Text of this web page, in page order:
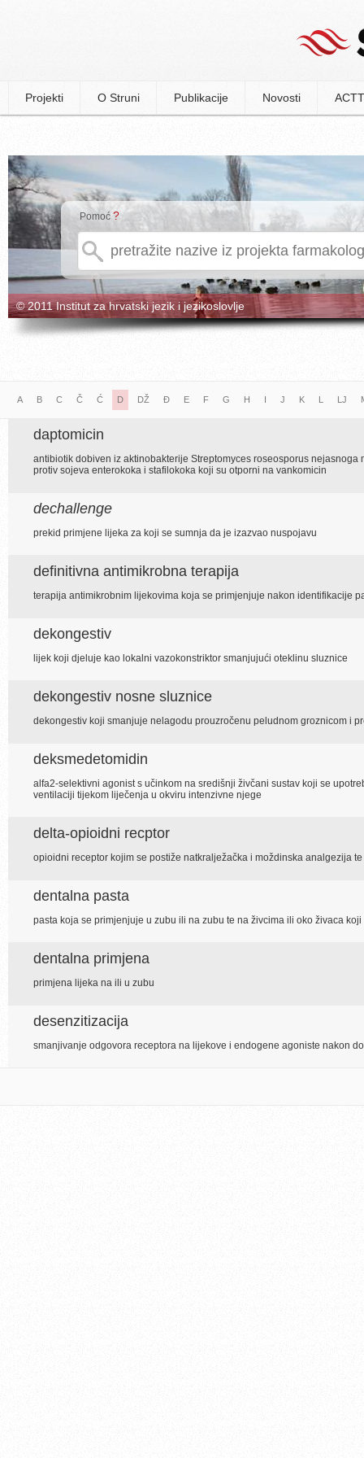
Projekti O Struni Publikacije Novosti
Pomoć ?
© 2011 Institut za hrvatski jezik i jezikoslovlje
A B C Č Ć D DŽ Đ E F G H I J K L LJ
daptomicin
antibiotik dobiven iz aktinobakterije Streptomyces roseosporus
protiv sojeva enterokoka i stafilokoka koji su otporni na vankomicin
dechallenge
prekid primjene lijeka za koji se sumnja da je izazvao nuspojavu
definitivna antimikrobna terapija
terapija antimikrobnim lijekovima koja se primjenjuje nakon identifikacije
dekongestiv
lijek koji djeluje kao lokalni vazokonstriktor smanjujući oteklinu sluznice
dekongestiv nosne sluznice
dekongestiv koji smanjuje nelagodu prouzročenu peludnom groznicom i
deksmedetomidin
alfa2-selektivni agonist s učinkom na središnji živčani sustav koji se
ventilaciji tijekom liječenja u okviru intenzivne njege
delta-opioidni recptor
opioidni receptor kojim se postiže natkralježačka i moždinska analgezija
dentalna pasta
pasta koja se primjenjuje u zubu ili na zubu te na živcima ili oko živaca
dentalna primjena
primjena lijeka na ili u zubu
desenzitizacija
smanjivanje odgovora receptora na lijekove i endogene agoniste nakon